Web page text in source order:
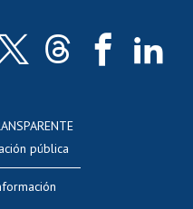
pública